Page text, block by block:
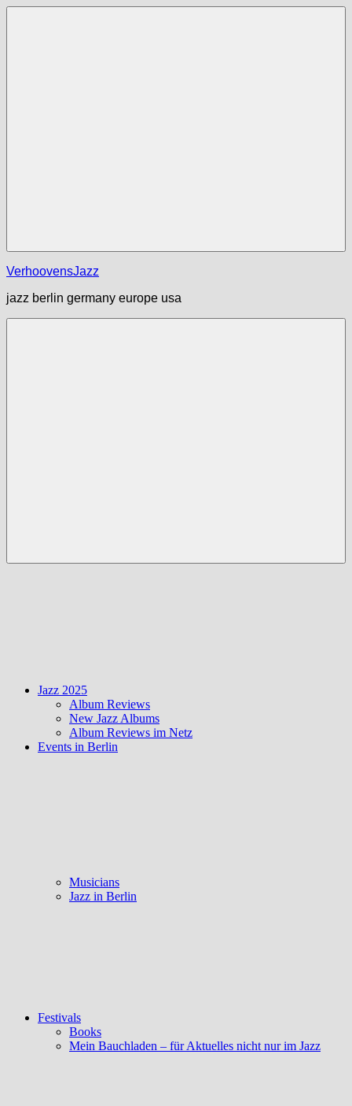
Zum
VerhoovensJazz
jazz berlin germany europe usa
Jazz 2025
Album Reviews
New Jazz Albums
Album Reviews im Netz
Events in Berlin
Musicians
Jazz in Berlin
Festivals
Books
Mein Bauchladen – für Aktuelles nicht nur im Jazz